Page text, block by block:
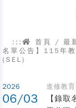
::: 首頁 / 最
名單公告】115年
(SEL)
2026
06/03
進修教
【錄